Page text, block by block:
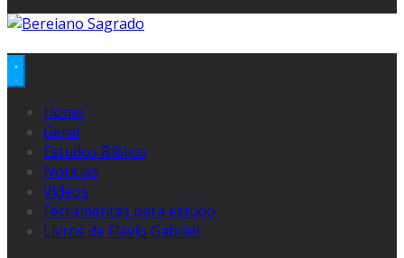
Home
Geral
Estudos Bíblico
Noticias
Videos
Ferramentas para estudo
Livros de Flávio Gabriel